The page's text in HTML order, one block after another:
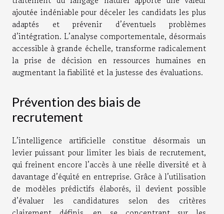
ajoutée indéniable pour déceler les candidats les plus
adaptés et prévenir d’éventuels problèmes
d’intégration. L’analyse comportementale, désormais
accessible à grande échelle, transforme radicalement
la prise de décision en ressources humaines en
augmentant la fiabilité et la justesse des évaluations.
Prévention des biais de
recrutement
L’intelligence artificielle constitue désormais un
levier puissant pour limiter les biais de recrutement,
qui freinent encore l’accès à une réelle diversité et à
davantage d’équité en entreprise. Grâce à l’utilisation
de modèles prédictifs élaborés, il devient possible
d’évaluer les candidatures selon des critères